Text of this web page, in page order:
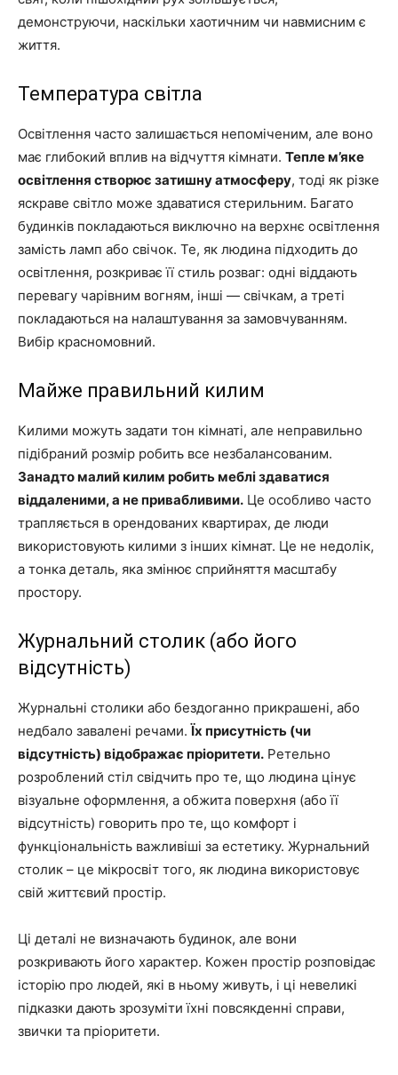
демонструючи, наскільки хаотичним чи навмисним є
життя.
Температура світла
Освітлення часто залишається непоміченим, але воно
має глибокий вплив на відчуття кімнати. Тепле м’яке
освітлення створює затишну атмосферу, тоді як різке
яскраве світло може здаватися стерильним. Багато
будинків покладаються виключно на верхнє освітлення
замість ламп або свічок. Те, як людина підходить до
освітлення, розкриває її стиль розваг: одні віддають
перевагу чарівним вогням, інші — свічкам, а треті
покладаються на налаштування за замовчуванням.
Вибір красномовний.
Майже правильний килим
Килими можуть задати тон кімнаті, але неправильно
підібраний розмір робить все незбалансованим.
Занадто малий килим робить меблі здаватися
віддаленими, а не привабливими. Це особливо часто
трапляється в орендованих квартирах, де люди
використовують килими з інших кімнат. Це не недолік,
а тонка деталь, яка змінює сприйняття масштабу
простору.
Журнальний столик (або його
відсутність)
Журнальні столики або бездоганно прикрашені, або
недбало завалені речами. Їх присутність (чи
відсутність) відображає пріоритети. Ретельно
розроблений стіл свідчить про те, що людина цінує
візуальне оформлення, а обжита поверхня (або її
відсутність) говорить про те, що комфорт і
функціональність важливіші за естетику. Журнальний
столик – це мікросвіт того, як людина використовує
свій життєвий простір.
Ці деталі не визначають будинок, але вони
розкривають його характер. Кожен простір розповідає
історію про людей, які в ньому живуть, і ці невеликі
підказки дають зрозуміти їхні повсякденні справи,
звички та пріоритети.